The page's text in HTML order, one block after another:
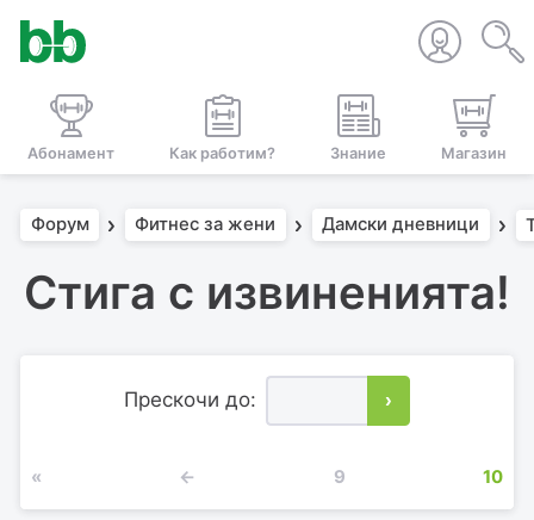
Абонамент Как работим? Знание Магазин
Форум Фитнес за жени Дамски дневници
Стига с извиненията!
Прескочи до: ›
« ← 9 10